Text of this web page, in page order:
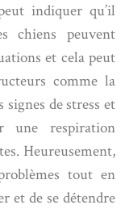
indiquer qu’il
chiens peuvent
et cela peut
comme la
de stress et
une respiration
Heureusement,
tout en
et de se détendre